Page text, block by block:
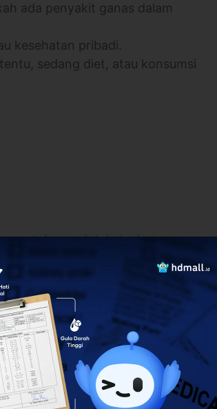
ada penyakit ganas dalam
kesehatan pribadi.
sedang diet, atau konsumsi
untuk mendeteksi adanya
kesehatan secara rutin
terus hidup sehat.
lalu dilanjutkan dengan